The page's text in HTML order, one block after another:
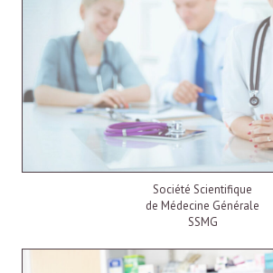
Société Scientifique
de Médecine Générale
SSMG